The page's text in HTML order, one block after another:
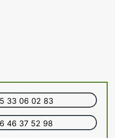
33 06 02 83
46 37 52 98